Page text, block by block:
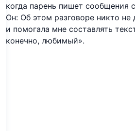
когда парень пишет
Он: Об этом разговоре никто
и помогала мне составлять
конечно, любимый».